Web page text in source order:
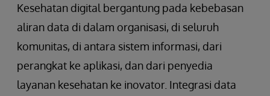
Kesehatan digital bergantung pada kebebasan
aliran data di dalam organisasi, di seluruh
komunitas, di antara sistem informasi, dari
perangkat ke aplikasi, dan dari penyedia
layanan kesehatan ke inovator. Integrasi data